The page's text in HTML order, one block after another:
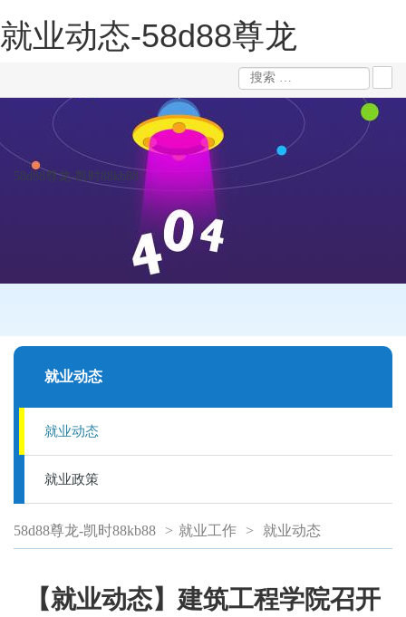
就业动态-58d88尊龙
58d88尊龙-凯时88kb88
就业动态
就业动态
就业政策
58d88尊龙-凯时88kb88 > 就业工作 > 就业动态
【就业动态】建筑工程学院召开